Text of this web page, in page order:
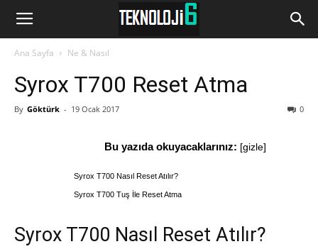
www.Teknoloji6.com
Ana Sayfa Ne & Nasıl
Syrox T700 Reset Atma
By Göktürk - 19 Ocak 2017 0
Bu yazıda okuyacaklarınız: [gizle]
Syrox T700 Nasıl Reset Atılır?
Syrox T700 Tuş İle Reset Atma
Syrox T700 Nasıl Reset Atılır?